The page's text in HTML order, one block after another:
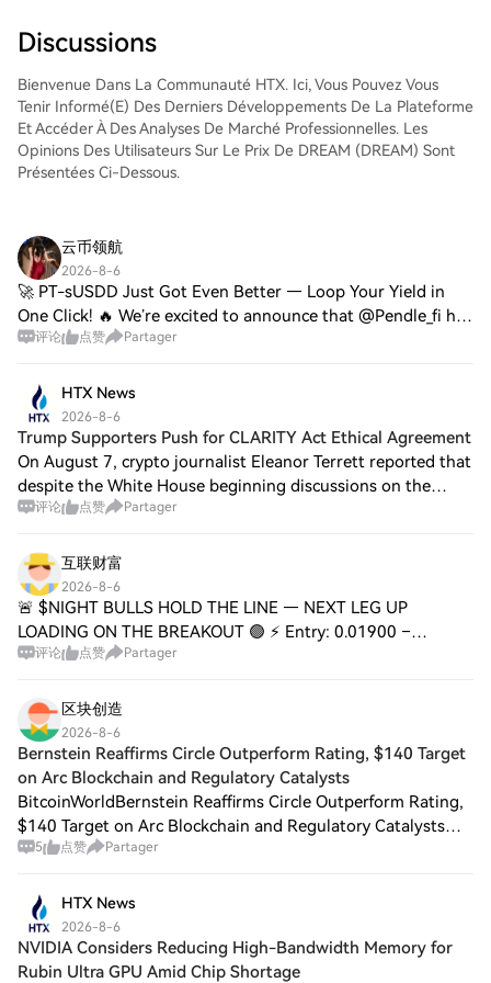
et de les suivre en temps réel. Nous offrons
une expérience conviviale aux débutants
Discussions
Bienvenue Dans La Communauté HTX. Ici, Vous Pouvez Vous
Tenir Informé(e) Des Derniers Développements De La Plateforme
Et Accéder À Des Analyses De Marché Professionnelles. Les
Opinions Des Utilisateurs Sur Le Prix De DREAM (DREAM) Sont
Présentées Ci-Dessous.
云币领航
2026-8-6
🚀 PT-sUSDD Just Got Even Better — Loop Your Yield in
One Click! 🔥 We’re excited to announce that @Pendle_fi has
integrated PT-sUSDD into its PT Looping module, powered
评论 点赞 Partager
HTX News
2026-8-6
Trump Supporters Push for CLARITY Act Ethical Agreement
On August 7, crypto journalist Eleanor Terrett reported that
despite the White House beginning discussions on the
bipartisan ethical agreement counter-proposal put forth by
评论 点赞 Partager
互联财富
2026-8-6
🚨 $NIGHT BULLS HOLD THE LINE — NEXT LEG UP
LOADING ON THE BREAKOUT 🟢 ⚡ Entry: 0.01900 –
0.01910 ⚡ Target: 0.01930 / 0.01950 / 0.01980 🚀 Stop
评论 点赞 Partager
区块创造
2026-8-6
Bernstein Reaffirms Circle Outperform Rating, $140 Target
on Arc Blockchain and Regulatory Catalysts
BitcoinWorldBernstein Reaffirms Circle Outperform Rating,
$140 Target on Arc Blockchain and Regulatory Catalysts
Bernstein has maintained its outperform rating and $140
5 点赞 Partager
HTX News
2026-8-6
NVIDIA Considers Reducing High-Bandwidth Memory for
Rubin Ultra GPU Amid Chip Shortage